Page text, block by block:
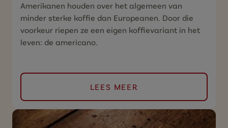
Amerikanen houden over het algemeen van
minder sterke koffie dan Europeanen. Door die
voorkeur riepen ze een eigen koffievariant in het
leven: de americano.
LEES MEER